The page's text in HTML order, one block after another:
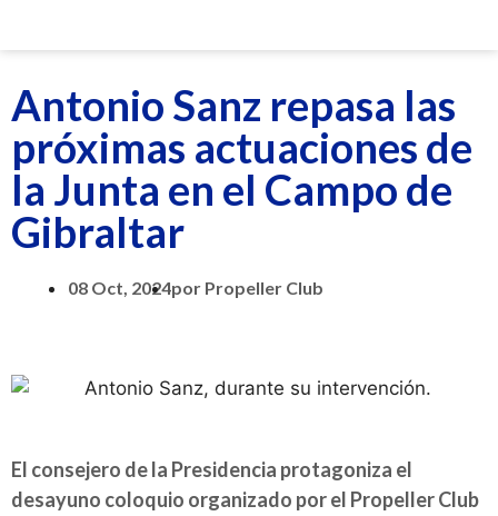
Antonio Sanz repasa las
próximas actuaciones de
la Junta en el Campo de
Gibraltar
08 Oct, 2024por Propeller Club
El consejero de la Presidencia protagoniza el
desayuno coloquio organizado por el Propeller Club